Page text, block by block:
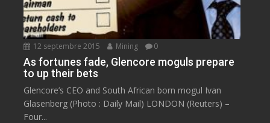
12 septembre 2015 Mining 0
As fortunes fade, Glencore moguls prepare
to up their bets
Glencore’s CEO and South African born mogul Ivan
Glasenberg (Photo : Daily Mail) LONDON (Reuters) –
Four...